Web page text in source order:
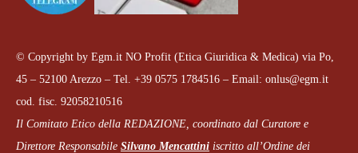
© Copyright by Egm.it NO Profit (Etica Giuridica & Medica) via Po,
45 – 52100 Arezzo – Tel. +39 0575 1784516 – Email: onlus@egm.it
cod. fisc. 92058210516
Il Comitato Etico della REDAZIONE, coordinato dal Curatore e
Direttore Responsabile Silvano Mencattini iscritto all’Ordine dei